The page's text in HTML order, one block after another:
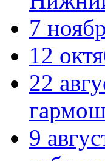
7
12
22
9